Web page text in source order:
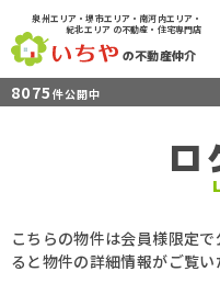
泉州エリア・堺市エリア・南河内エリア・
紀北エリア の不動産・住宅専門店
の不動産仲介
8075 件公開中
ロ
こちらの物件は会員様限定
ると物件の詳細情報がご覧い